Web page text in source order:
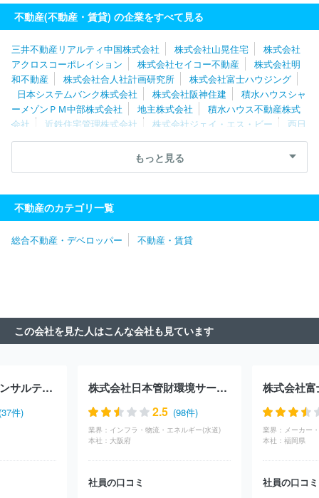
産株式会社
日本ハウズイング株式会社
住友不動産ステップ株式
会社
明和地所株式会社
独立行政法人都市再生機構（UR都市機
ゾンＰＭ東京株式会社
株式会社日本財託
不動産(不動産・賃貸) の企業をすべて見る
三井不動産リアルティ中国株式会社 株式会社山晃住宅
株式会社
アクロスコーポレイション
株式会社セイコー不動産
株式会社明
和不動産
株式会社合人社計画研究所
株式会社富士ハウジング
日本システムバンク株式会社
株式会社阪神住建
積水ハウスシャ
ーメゾンＰＭ中部株式会社
地主株式会社
積水ハウス不動産株式
会社
近鉄住宅管理株式会社 株式会社ジェイ・エス・ビー
西日
本高速道路サービス・ホールディングス株式会社
株式会社ニッショ
ケイアイスター不動産株式会社 株式会社アップル
株式会社
平和不動産
アルティ株式会社
タクトホーム株式会社
旭化成不動産レジデン
ス株式会社
株式会社パーキングマーケット
株式会社９ＧＡＴＥＳ．
ウスイホーム株式会社
ティ
三井ホームエステート株式会社 相互住宅株式会社
菊池建
設株式会社
株式会社日商ベックス
野村不動産パートナーズ株式
会社
株式会社東京建物アメニティサポート
東京不動産管理株式
動産
株式会社ステージプランナー 京王不動産株式会社
ＪＲ東
日本ビルテック株式会社
株式会社ジェイアール東日本都市開発
株式会社ＴＫＰ
アムス・インターナショナル株
株式会社東急コミュニティー
サンフロンティア不動産株
株式会社日本財託
株式会社アイ
もっと見る
不動産のカテゴリ一覧
総合不動産・デベロッパー 不動産・賃貸
この会社を見た人はこんな会社も見ています
株式会社トップコンサルティング
件)
株式会社日本管財環境サービス
2.5 (98件)
業界： インフラ・物流・エネルギー(水道)
本社： 大阪府
社員の口コミ
株式会社
業界： メーカー
本社： 福岡県
社員の口コミ